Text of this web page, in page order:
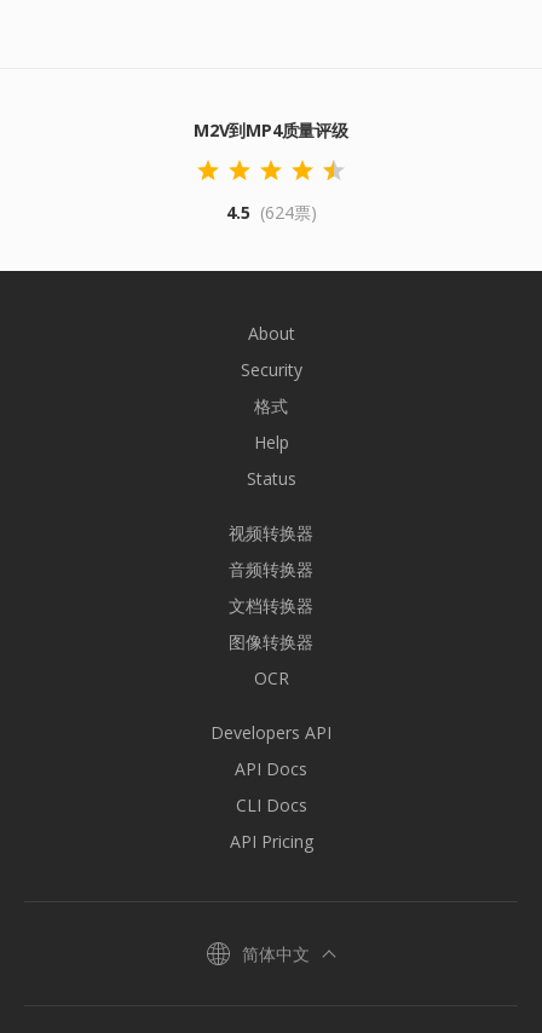
M2V到MP4质量评级
4.5 (624票)
About
Security
格式
Help
Status
视频转换器
音频转换器
文档转换器
图像转换器
OCR
Developers API
API Docs
CLI Docs
API Pricing
简体中文